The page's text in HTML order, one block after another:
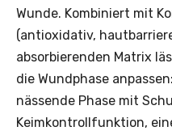
Wunde. Kombiniert mit
(antioxidativ,
absorbierenden Matrix
die Wundphase
nässende Phase mit
Keimkontrollfunktion,